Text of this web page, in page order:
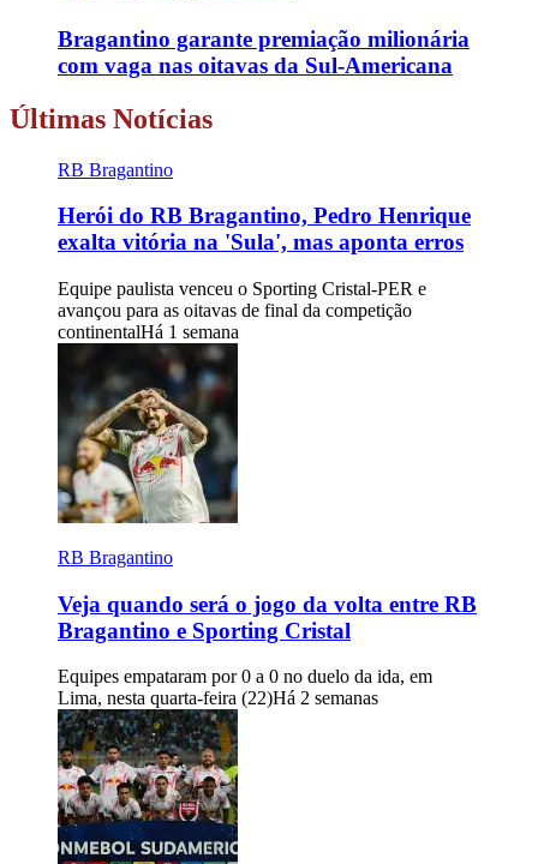
Bragantino garante premiação milionária
com vaga nas oitavas da Sul-Americana
Últimas Notícias
RB Bragantino
Herói do RB Bragantino, Pedro Henrique
exalta vitória na 'Sula', mas aponta erros
Equipe paulista venceu o Sporting Cristal-PER e
avançou para as oitavas de final da competição
continentalHá 1 semana
RB Bragantino
Veja quando será o jogo da volta entre RB
Bragantino e Sporting Cristal
Equipes empataram por 0 a 0 no duelo da ida, em
Lima, nesta quarta-feira (22)Há 2 semanas